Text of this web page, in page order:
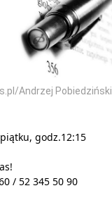
Andrzej Pobiedziński
godz.12:15
/ 52 345 50 90